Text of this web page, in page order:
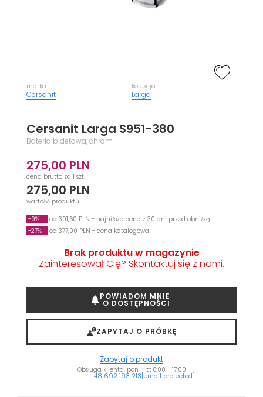
marka
Cersanit
kolekcja
Larga
Cersanit Larga S951-380
Bateria bidetowa, chrom
275,00 PLN
cena brutto za 1 szt.
275,00 PLN
wartość produktu
-9%
od 301,60 PLN - najniższa cena z 30 dni przed obniżką
-27%
od 377,00 PLN - cena katalogowa
Brak produktu w magazynie
Zainteresował Cię? Skontaktuj się z nami.
POWIADOM MNIE
O DOSTĘPNOŚCI
ZAPYTAJ O PRÓBKĘ
Zapytaj o produkt
Obsługa klienta, pon - pt 8:00 - 17:00
+48 692 193 213[email protected]